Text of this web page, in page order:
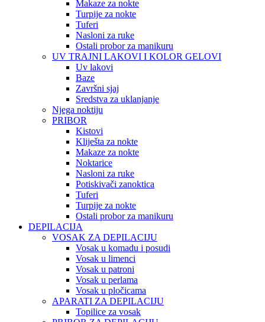
Makaze za nokte
Turpije za nokte
Tuferi
Nasloni za ruke
Ostali probor za manikuru
UV TRAJNI LAKOVI I KOLOR GELOVI
Uv lakovi
Baze
Završni sjaj
Sredstva za uklanjanje
Njega noktiju
PRIBOR
Kistovi
Kliješta za nokte
Makaze za nokte
Noktarice
Nasloni za ruke
Potiskivači zanoktica
Tuferi
Turpije za nokte
Ostali probor za manikuru
DEPILACIJA
VOSAK ZA DEPILACIJU
Vosak u komadu i posudi
Vosak u limenci
Vosak u patroni
Vosak u perlama
Vosak u pločicama
APARATI ZA DEPILACIJU
Topilice za vosak